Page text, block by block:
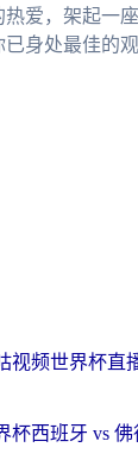
爱，架起一座
身处最佳的观